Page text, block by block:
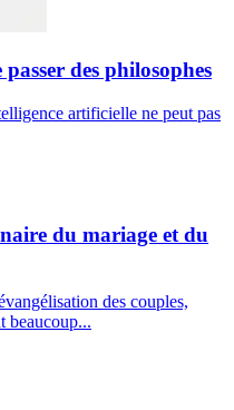
des philosophes
artificielle ne peut pas
du mariage et du
des couples,
beaucoup...